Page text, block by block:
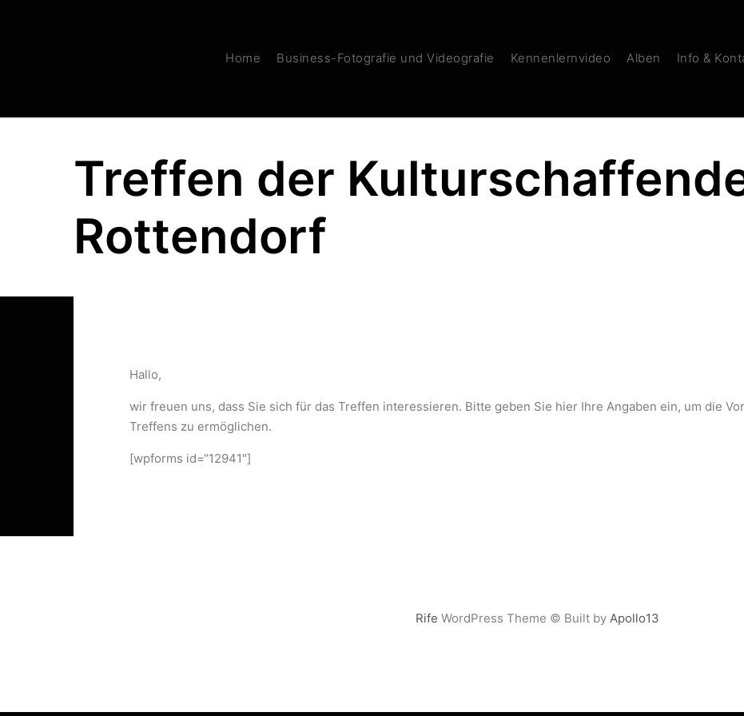
Home Business-Fotografie und Videografie Kennenlernvideo Alben Info &
Treffen der
Rottendorf
Hallo,
wir freuen uns, dass Sie sich für das Treffen interessieren. Bitte geben Sie hier Ihre Angaben ein, um die
Treffens zu ermöglichen.
[wpforms id=“12941″]
Rife WordPress Theme © Built byApollo13